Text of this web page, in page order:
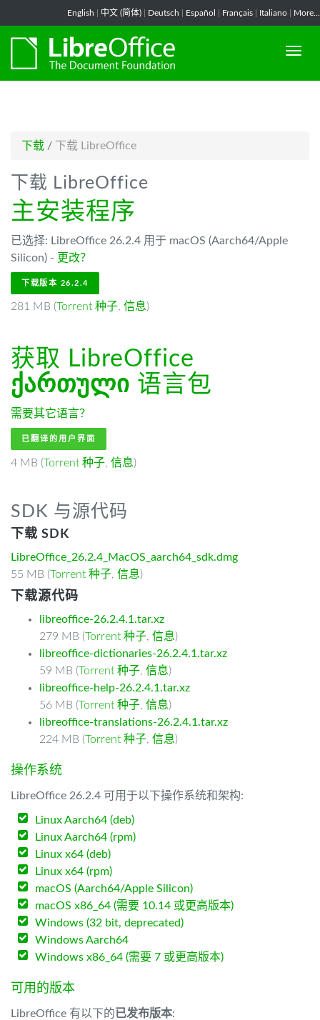
English 中文 (简体) Deutsch Español Français Italiano More...
下载 / 下载 LibreOffice
下载 LibreOffice
主安装程序
已选择: LibreOffice 26.2.4 用于 macOS (Aarch64/Apple
Silicon) - 更改？
下载版本 26.2.4
281 MB (Torrent 种子, 信息)
获取 LibreOffice
ქართული 语言包
需要其它语言？
已翻译的用户界面
4 MB (Torrent 种子, 信息)
SDK 与源代码
下载 SDK
LibreOffice_26.2.4_MacOS_aarch64_sdk.dmg
55 MB (Torrent 种子, 信息)
下载源代码
libreoffice-26.2.4.1.tar.xz
279 MB (Torrent 种子, 信息)
libreoffice-dictionaries-26.2.4.1.tar.xz
59 MB (Torrent 种子, 信息)
libreoffice-help-26.2.4.1.tar.xz
56 MB (Torrent 种子, 信息)
libreoffice-translations-26.2.4.1.tar.xz
224 MB (Torrent 种子, 信息)
操作系统
LibreOffice 26.2.4 可用于以下操作系统和架构:
Linux Aarch64 (deb)
Linux Aarch64 (rpm)
Linux x64 (deb)
Linux x64 (rpm)
macOS (Aarch64/Apple Silicon)
macOS x86_64 (需要 10.14 或更高版本)
Windows (32 bit, deprecated)
Windows Aarch64
Windows x86_64 (需要 7 或更高版本)
可用的版本
LibreOffice 有以下的已发布版本: